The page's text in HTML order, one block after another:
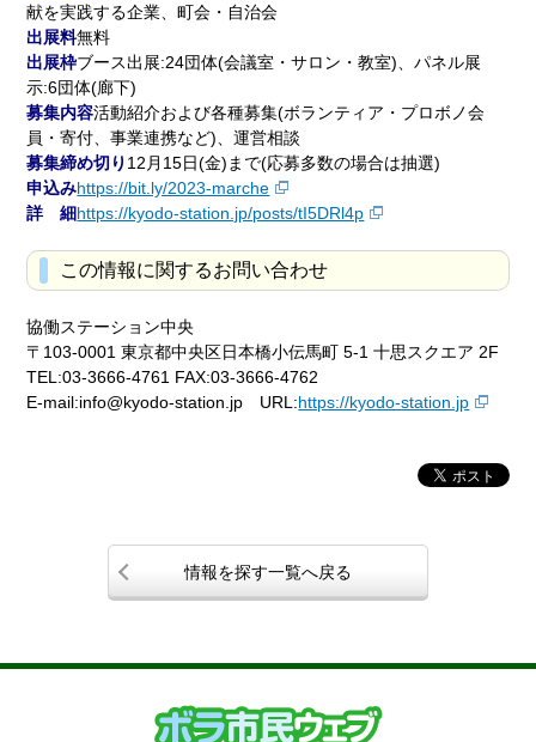
献を実践する企業、町会・自治会
出展料無料
出展枠ブース出展:24団体(会議室・サロン・教室)、パネル展
示:6団体(廊下)
募集内容活動紹介および各種募集(ボランティア・プロボノ会
員・寄付、事業連携など)、運営相談
募集締め切り 12月15日(金)まで(応募多数の場合は抽選)
申込みhttps://bit.ly/2023-marche
詳 細https://kyodo-station.jp/posts/tI5DRl4p
この情報に関するお問い合わせ
協働ステーション中央
〒103-0001 東京都中央区日本橋小伝馬町 5-1 十思スクエア 2F
TEL:03-3666-4761 FAX:03-3666-4762
E-mail:info@kyodo-station.jp URL:https://kyodo-station.jp
情報を探す一覧へ戻る